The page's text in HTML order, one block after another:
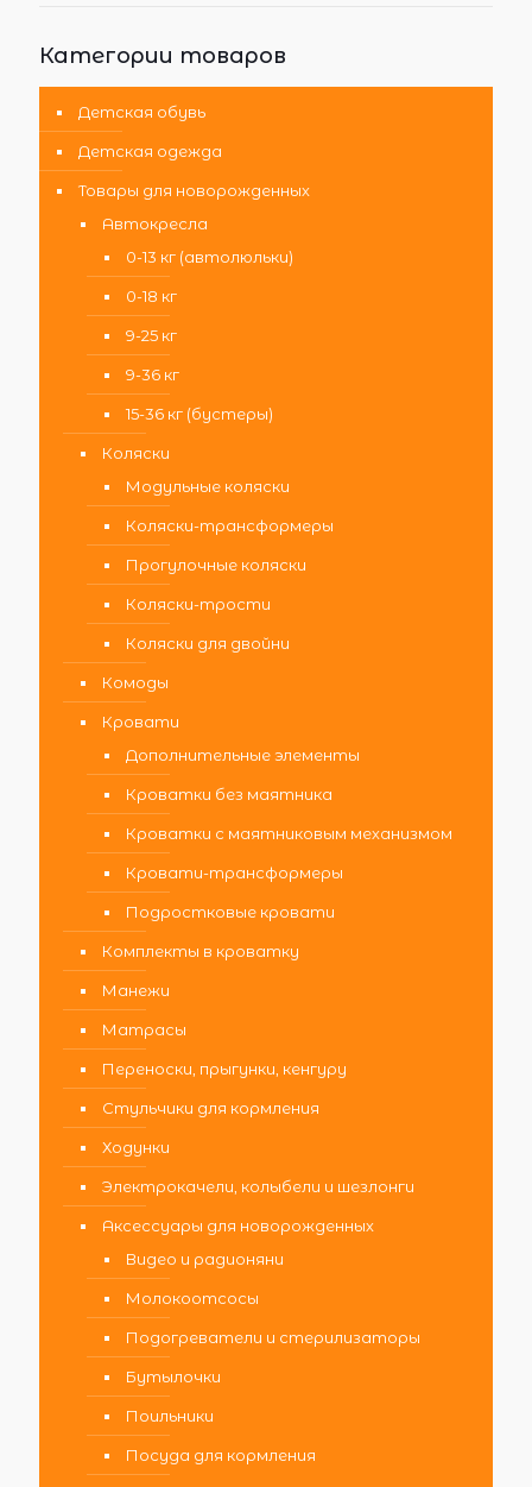
Категории товаров
Детская обувь
Детская одежда
Товары для новорожденных
Автокресла
0-13 кг (автолюльки)
0-18 кг
9-25 кг
9-36 кг
15-36 кг (бустеры)
Коляски
Модульные коляски
Коляски-трансформеры
Прогулочные коляски
Коляски-трости
Коляски для двойни
Комоды
Кровати
Дополнительные элементы
Кроватки без маятника
Кроватки с маятниковым механизмом
Кровати-трансформеры
Подростковые кровати
Комплекты в кроватку
Манежи
Матрасы
Переноски, прыгунки, кенгуру
Стульчики для кормления
Ходунки
Электрокачели, колыбели и шезлонги
Аксессуары для новорожденных
Видео и радионяни
Молокоотсосы
Подогреватели и стерилизаторы
Бутылочки
Поильники
Посуда для кормления